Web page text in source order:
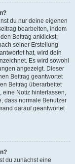
du nur deine eigenen
bearbeiten, indem
Beitrag anklickst;
seiner Erstellung
hat, wird dein
Es wird sowohl
angezeigt. Dieser
Beitrag geantwortet
Beitrag überarbeitet
eine Notiz hinterlassen,
dass normale Benutzer
darauf geantwortet
du zunächst eine